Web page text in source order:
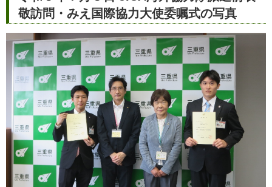
敬訪問・みえ国際協力大使委嘱式の写真